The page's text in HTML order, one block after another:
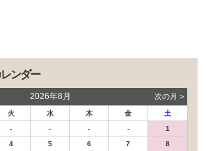
ンダー
2026年8月 次の⽉ >
火 水 木 金
土
- - - -
1
4 5 6 7
8